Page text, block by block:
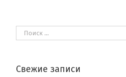
Результат
поиска:
Свежие записи